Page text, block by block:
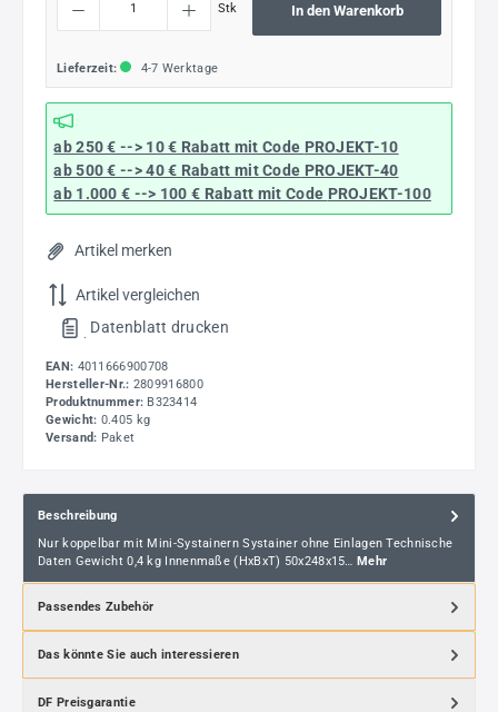
Stk In den Warenkorb
Lieferzeit: 4-7 Werktage
ab 250 € --> 10 € Rabatt mit Code PROJEKT-10
ab 500 € --> 40 € Rabatt mit Code PROJEKT-40
ab 1.000 € --> 100 € Rabatt mit Code PROJEKT-100
Artikel merken
Artikel vergleichen
. Datenblatt drucken
EAN: 4011666900708
Hersteller-Nr.: 2809916800
Produktnummer: B323414
Gewicht: 0.405 kg
Versand: Paket
Beschreibung
Nur koppelbar mit Mini-Systainern Systainer ohne Einlagen Technische
Daten Gewicht 0,4 kg Innenmaße (HxBxT) 50x248x15… Mehr
Passendes Zubehör
Das könnte Sie auch interessieren
DF Preisgarantie